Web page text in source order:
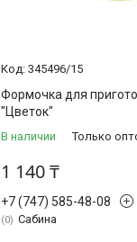
345496/15
Формочка для
"Цветок"
В наличии Только
1 140 ₸
+7 (747) 585-48-08
0 Сабина